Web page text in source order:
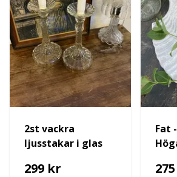
2st vackra
ljusstakar i glas
299 kr
Fat